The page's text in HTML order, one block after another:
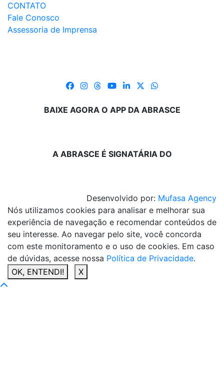
CONTATO
Fale Conosco
Assessoria de Imprensa
BAIXE AGORA O APP DA ABRASCE
A ABRASCE É SIGNATÁRIA DO
Desenvolvido por: Mufasa Agency
Nós utilizamos cookies para analisar e melhorar sua
experiência de navegação e recomendar conteúdos de
seu interesse. Ao navegar pelo site, você concorda
com este monitoramento e o uso de cookies. Em caso
de dúvidas, acesse nossa Política de Privacidade.
OK, ENTENDI!
X